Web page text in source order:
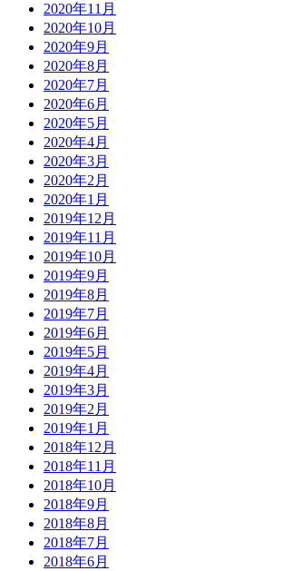
2020年11月
2020年10月
2020年9月
2020年8月
2020年7月
2020年6月
2020年5月
2020年4月
2020年3月
2020年2月
2020年1月
2019年12月
2019年11月
2019年10月
2019年9月
2019年8月
2019年7月
2019年6月
2019年5月
2019年4月
2019年3月
2019年2月
2019年1月
2018年12月
2018年11月
2018年10月
2018年9月
2018年8月
2018年7月
2018年6月